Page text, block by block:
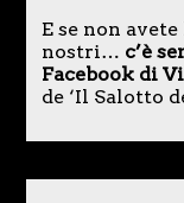
E se non
nostri… c’è
Facebook di
de ‘Il Salotto